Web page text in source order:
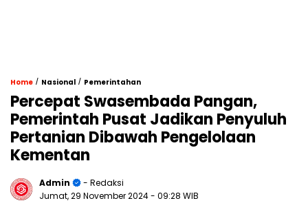
Home / Nasional / Pemerintahan
Percepat Swasembada Pangan,
Pemerintah Pusat Jadikan Penyuluh
Pertanian Dibawah Pengelolaan
Kementan
Admin
- Redaksi
Jumat, 29 November 2024- 09:28 WIB